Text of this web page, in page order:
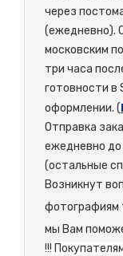
через
(ежедневно).
московским
три часа
готовности в
оформлении. (
Отправка
ежедневно
(остальные
Возникнут
фотографиям
мы Вам
!!!